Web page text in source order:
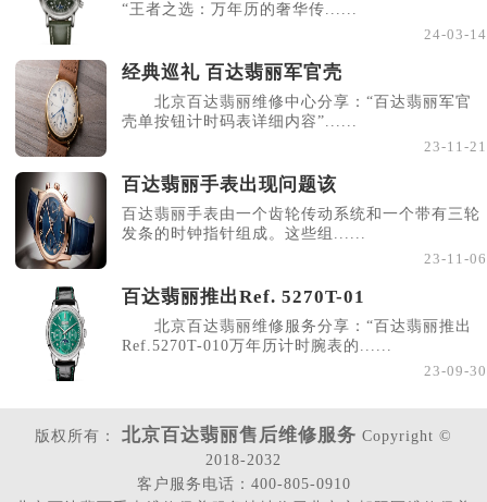
“王者之选：万年历的奢华传......
24-03-14
经典巡礼 百达翡丽军官壳
北京百达翡丽维修中心分享：“百达翡丽军官
壳单按钮计时码表详细内容”......
23-11-21
百达翡丽手表出现问题该
百达翡丽手表由一个齿轮传动系统和一个带有三轮
发条的时钟指针组成。这些组......
23-11-06
百达翡丽推出Ref. 5270T-01
北京百达翡丽维修服务分享：“百达翡丽推出
Ref.5270T-010万年历计时腕表的......
23-09-30
版权所有： 北京百达翡丽售后维修服务 Copyright ©
2018-2032
客户服务电话：400-805-0910